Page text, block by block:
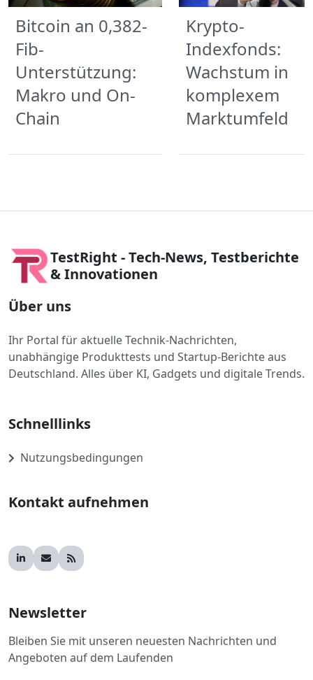
Bitcoin an 0,382-
Fib-
Unterstützung:
Makro und On-
Chain
Krypto-
Indexfonds:
Wachstum in
komplexem
Marktumfeld
TestRight - Tech-News, Testberichte
& Innovationen
Über uns
Ihr Portal für aktuelle Technik-Nachrichten,
unabhängige Produkttests und Startup-Berichte aus
Deutschland. Alles über KI, Gadgets und digitale Trends.
Schnelllinks
Nutzungsbedingungen
Kontakt aufnehmen
Newsletter
Bleiben Sie mit unseren neuesten Nachrichten und
Angeboten auf dem Laufenden